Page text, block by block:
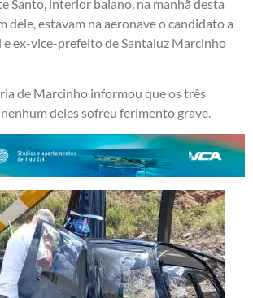
Santo, interior baiano, na manhã desta
dele, estavam na aeronave o candidato a
ex-vice-prefeito de Santaluz Marcinho
de Marcinho informou que os três
deles sofreu ferimento grave.